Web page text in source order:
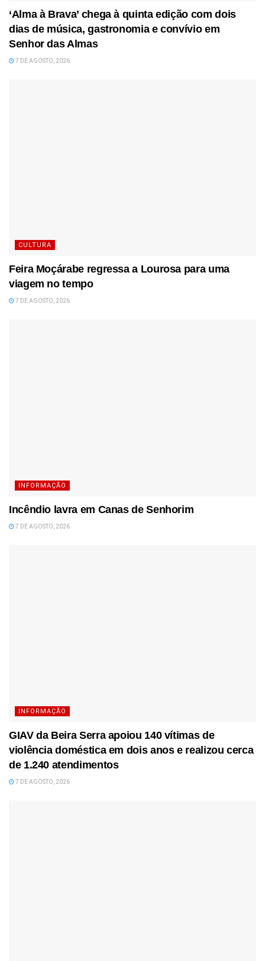
‘Alma à Brava’ chega à quinta edição com dois
dias de música, gastronomia e convívio em
Senhor das Almas
7 DE AGOSTO, 2026
CULTURA
Feira Moçárabe regressa a Lourosa para uma
viagem no tempo
7 DE AGOSTO, 2026
INFORMAÇÃO
Incêndio lavra em Canas de Senhorim
7 DE AGOSTO, 2026
INFORMAÇÃO
GIAV da Beira Serra apoiou 140 vítimas de
violência doméstica em dois anos e realizou cerca
de 1.240 atendimentos
7 DE AGOSTO, 2026